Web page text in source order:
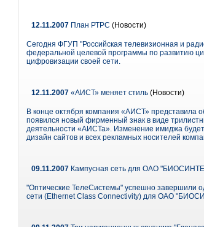
12.11.2007 План РТРС (Новости)
Сегодня ФГУП "Российская телевизионная и
федеральной целевой программы по развитию
цифровизации своей сети.
12.11.2007 «АИСТ» меняет стиль (Новости)
В конце октября компания «АИСТ» представила
появился новый фирменный знак в виде
деятельности «АИСТа». Изменение имиджа будет
дизайн сайтов и всех рекламных носителей
09.11.2007 Кампусная сеть для ОАО
"Оптические ТелеСистемы" успешно завершили
сети (Ethernet Class Connectivity) для ОАО